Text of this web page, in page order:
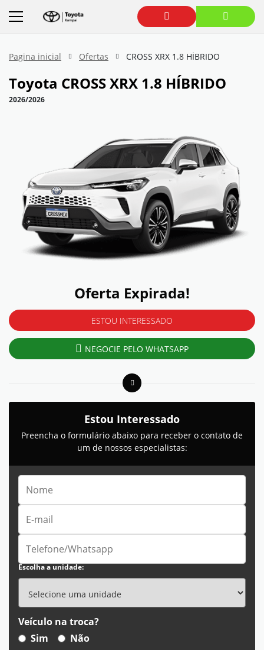
Pagina inicial Ofertas CROSS XRX 1.8 HÍBRIDO
Toyota CROSS XRX 1.8 HÍBRIDO
2026/2026
Oferta Expirada!
ESTOU INTERESSADO
NEGOCIE PELO WHATSAPP
Estou Interessado
Preencha o formulário abaixo para receber o contato de
um de nossos especialistas:
Escolha a unidade:
Veículo na troca?
Sim
Não